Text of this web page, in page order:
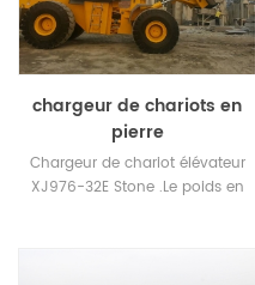
chargeur de chariots en
pierre
Chargeur de chariot élévateur
XJ976-32E Stone .Le poids en